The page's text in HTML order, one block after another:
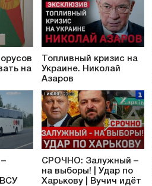
на
Топливный кризис на
Украине. Николай
Азаров
СРОЧНО: Залужный –
на выборы! | Удар по
Харькову | Вучич идёт